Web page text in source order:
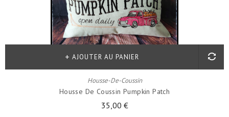
Housse-De-Coussin
Housse De Coussin Pumpkin Patch
35,00 €
AJOUTER AU PANIER